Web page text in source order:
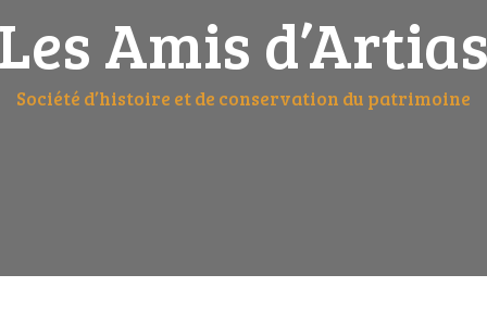
Les Amis
Société d’histoire et de conservation du patrimoine